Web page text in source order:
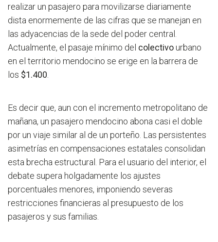
realizar un pasajero para movilizarse diariamente
dista enormemente de las cifras que se manejan en
las adyacencias de la sede del poder central.
Actualmente, el pasaje mínimo del colectivourbano
en el territorio mendocino se erige en la barrera de
los $1.400
Es decir que, aun con el incremento metropolitano de
mañana, un pasajero mendocino abona casi el doble
por un viaje similar al de un porteño. Las persistentes
asimetrías en compensaciones estatales consolidan
esta brecha estructural. Para el usuario del interior, el
debate supera holgadamente los ajustes
porcentuales menores, imponiendo severas
restricciones financieras al presupuesto de los
pasajeros y sus familias.